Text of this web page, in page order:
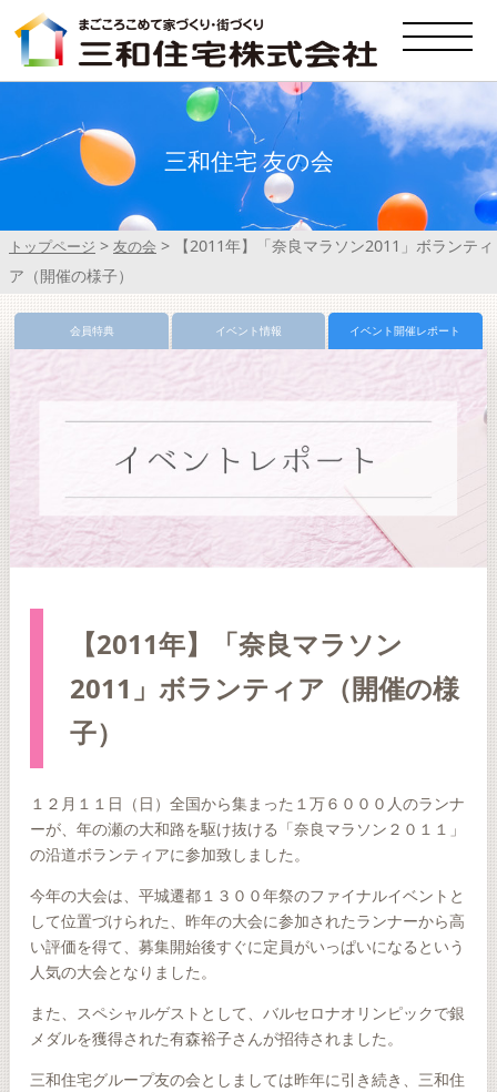
三和住宅 友の会
トップページ > 友の会 >
【2011年】「奈良マラソン2011」ボランティ
ア（開催の様子）
会員特典 イベント情報 イベント開催レポート
【2011年】「奈良マラソン
2011」ボランティア（開催の様
子）
１２月１１日（日）全国から集まった１万６０００人のランナ
ーが、年の瀬の大和路を駆け抜ける「奈良マラソン２０１１」
の沿道ボランティアに参加致しました。
今年の大会は、平城遷都１３００年祭のファイナルイベントと
して位置づけられた、昨年の大会に参加されたランナーから高
い評価を得て、募集開始後すぐに定員がいっぱいになるという
人気の大会となりました。
また、スペシャルゲストとして、バルセロナオリンピックで銀
メダルを獲得された有森裕子さんが招待されました。
三和住宅グループ友の会としましては昨年に引き続き、三和住